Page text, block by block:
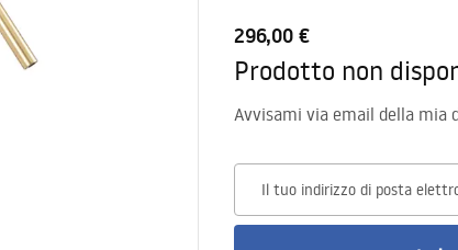
296,00 €
Prodotto non
Avvisami via email della mia
Il tuo indirizzo di posta